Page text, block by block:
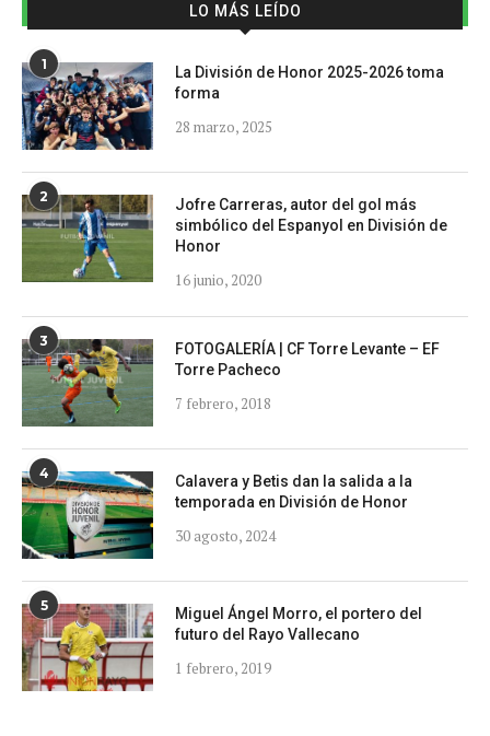
LO MÁS LEÍDO
1
La División de Honor 2025-2026 toma
forma
28 marzo, 2025
2
Jofre Carreras, autor del gol más
simbólico del Espanyol en División de
Honor
16 junio, 2020
3
FOTOGALERÍA | CF Torre Levante – EF
Torre Pacheco
7 febrero, 2018
4
Calavera y Betis dan la salida a la
temporada en División de Honor
30 agosto, 2024
5
Miguel Ángel Morro, el portero del
futuro del Rayo Vallecano
1 febrero, 2019